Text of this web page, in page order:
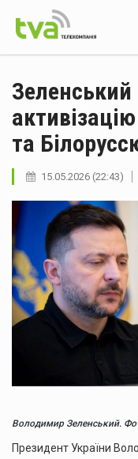
та
15.05.2026 (22:43)
Володимир Зеленський.
Президент України